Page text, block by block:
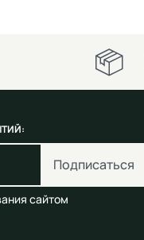
Подписаться
сайтом